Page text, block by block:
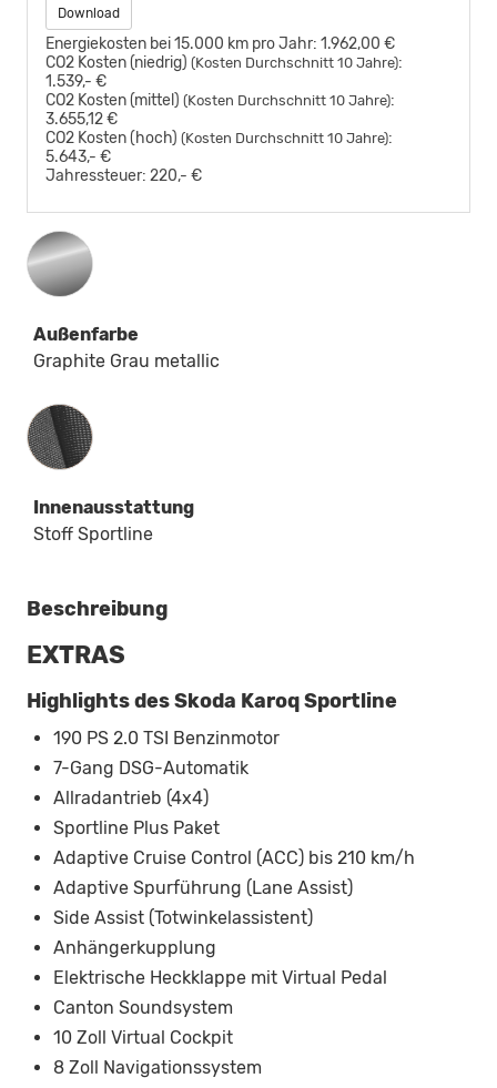
Download
Energiekosten bei 15.000 km pro Jahr: 1.962,00 €
CO2 Kosten (niedrig) (Kosten Durchschnitt 10 Jahre):
1.539,- €
CO2 Kosten (mittel) (Kosten Durchschnitt 10 Jahre):
3.655,12 €
CO2 Kosten (hoch) (Kosten Durchschnitt 10 Jahre):
5.643,- €
Jahressteuer: 220,- €
Außenfarbe
Graphite Grau metallic
Innenausstattung
Innenausstattung
Stoff Sportline
Beschreibung
EXTRAS
Highlights des Skoda Karoq Sportline
190 PS 2.0 TSI Benzinmotor
7-Gang DSG-Automatik
Allradantrieb (4x4)
Sportline Plus Paket
Adaptive Cruise Control (ACC) bis 210 km/h
Adaptive Spurführung (Lane Assist)
Side Assist (Totwinkelassistent)
Anhängerkupplung
Elektrische Heckklappe mit Virtual Pedal
Canton Soundsystem
10 Zoll Virtual Cockpit
8 Zoll Navigationssystem